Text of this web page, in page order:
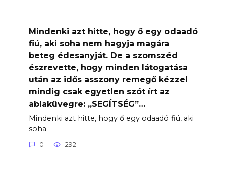
Mindenki azt hitte, hogy ő egy odaadó
fiú, aki soha nem hagyja magára
beteg édesanyját. De a szomszéd
észrevette, hogy minden látogatása
után az idős asszony remegő kézzel
mindig csak egyetlen szót írt az
ablaküvegre: „SEGÍTSÉG”…
Mindenki azt hitte, hogy ő egy odaadó fiú, aki
soha
0 292